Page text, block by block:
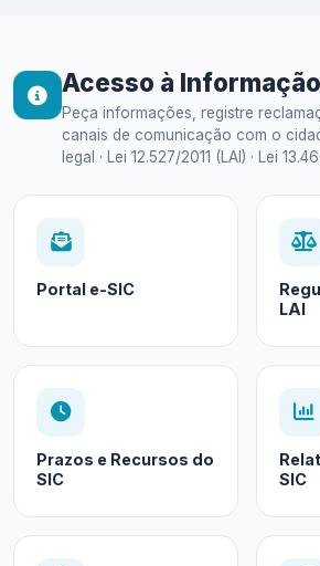
Acesso à
Peça informações, registre
canais de comunicação com o
legal · Lei 12.527/2011 (LAI) · Lei
Portal e-SIC
LAI
Prazos e Recursos do
SIC
SIC